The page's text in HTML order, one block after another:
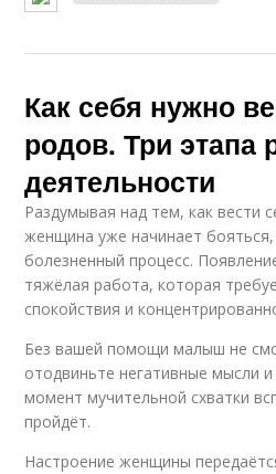
Как себя нужно
родов. Три этапа
деятельности
Раздумывая над тем, как вести
женщина уже начинает бояться,
болезненный процесс.
тяжёлая работа, которая
спокойствия и
Без вашей помощи малыш не
отодвиньте негативные мысли
момент мучительной схватки
пройдёт.
Настроение женщины